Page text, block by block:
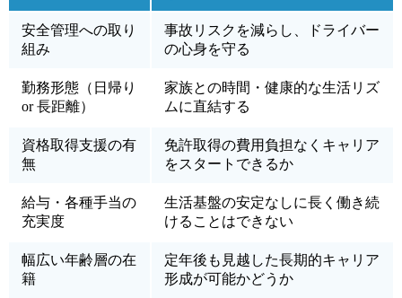
安全管理への取り
組み
事故リスクを減らし、ドライバー
の心身を守る
勤務形態（日帰り
or 長距離）
家族との時間・健康的な生活リズ
ムに直結する
資格取得支援の有
無
免許取得の費用負担なくキャリア
をスタートできるか
給与・各種手当の
充実度
生活基盤の安定なしに長く働き続
けることはできない
幅広い年齢層の在
籍
定年後も見越した長期的キャリア
形成が可能かどうか